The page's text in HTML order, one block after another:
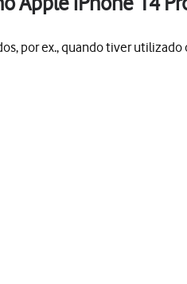
por ex., quando tiver